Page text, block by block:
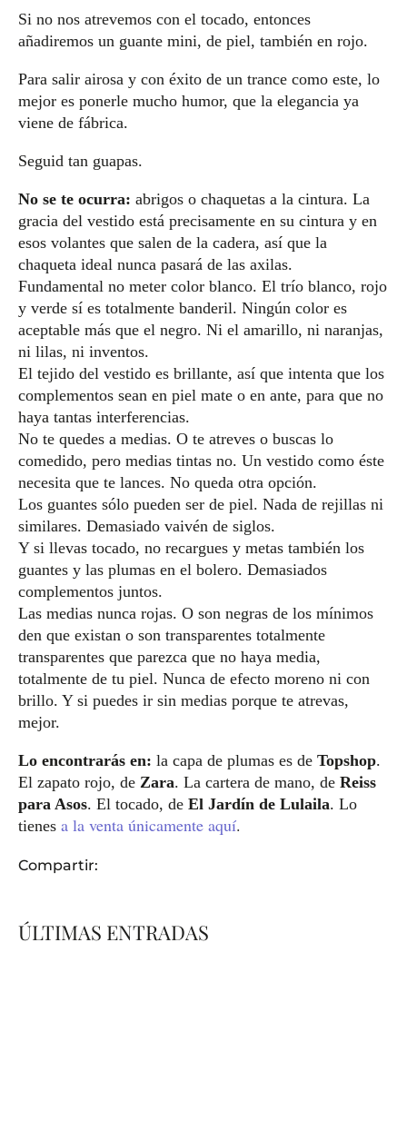
Si no nos atrevemos con el tocado, entonces
añadiremos un guante mini, de piel, también en rojo.
Para salir airosa y con éxito de un trance como este, lo
mejor es ponerle mucho humor, que la elegancia ya
viene de fábrica.
Seguid tan guapas.
No se te ocurra: abrigos o chaquetas a la cintura. La
gracia del vestido está precisamente en su cintura y en
esos volantes que salen de la cadera, así que la
chaqueta ideal nunca pasará de las axilas.
Fundamental no meter color blanco. El trío blanco, rojo
y verde sí es totalmente banderil. Ningún color es
aceptable más que el negro. Ni el amarillo, ni naranjas,
ni lilas, ni inventos.
El tejido del vestido es brillante, así que intenta que los
complementos sean en piel mate o en ante, para que no
haya tantas interferencias.
No te quedes a medias. O te atreves o buscas lo
comedido, pero medias tintas no. Un vestido como éste
necesita que te lances. No queda otra opción.
Los guantes sólo pueden ser de piel. Nada de rejillas ni
similares. Demasiado vaivén de siglos.
Y si llevas tocado, no recargues y metas también los
guantes y las plumas en el bolero. Demasiados
complementos juntos.
Las medias nunca rojas. O son negras de los mínimos
den que existan o son transparentes totalmente
transparentes que parezca que no haya media,
totalmente de tu piel. Nunca de efecto moreno ni con
brillo. Y si puedes ir sin medias porque te atrevas,
mejor.
Lo encontrarás en: la capa de plumas es de Topshop.
El zapato rojo, de Zara. La cartera de mano, de Reiss
para Asos. El tocado, de El Jardín de Lulaila. Lo
tienes a la venta únicamente aquí.
Compartir:
ÚLTIMAS ENTRADAS